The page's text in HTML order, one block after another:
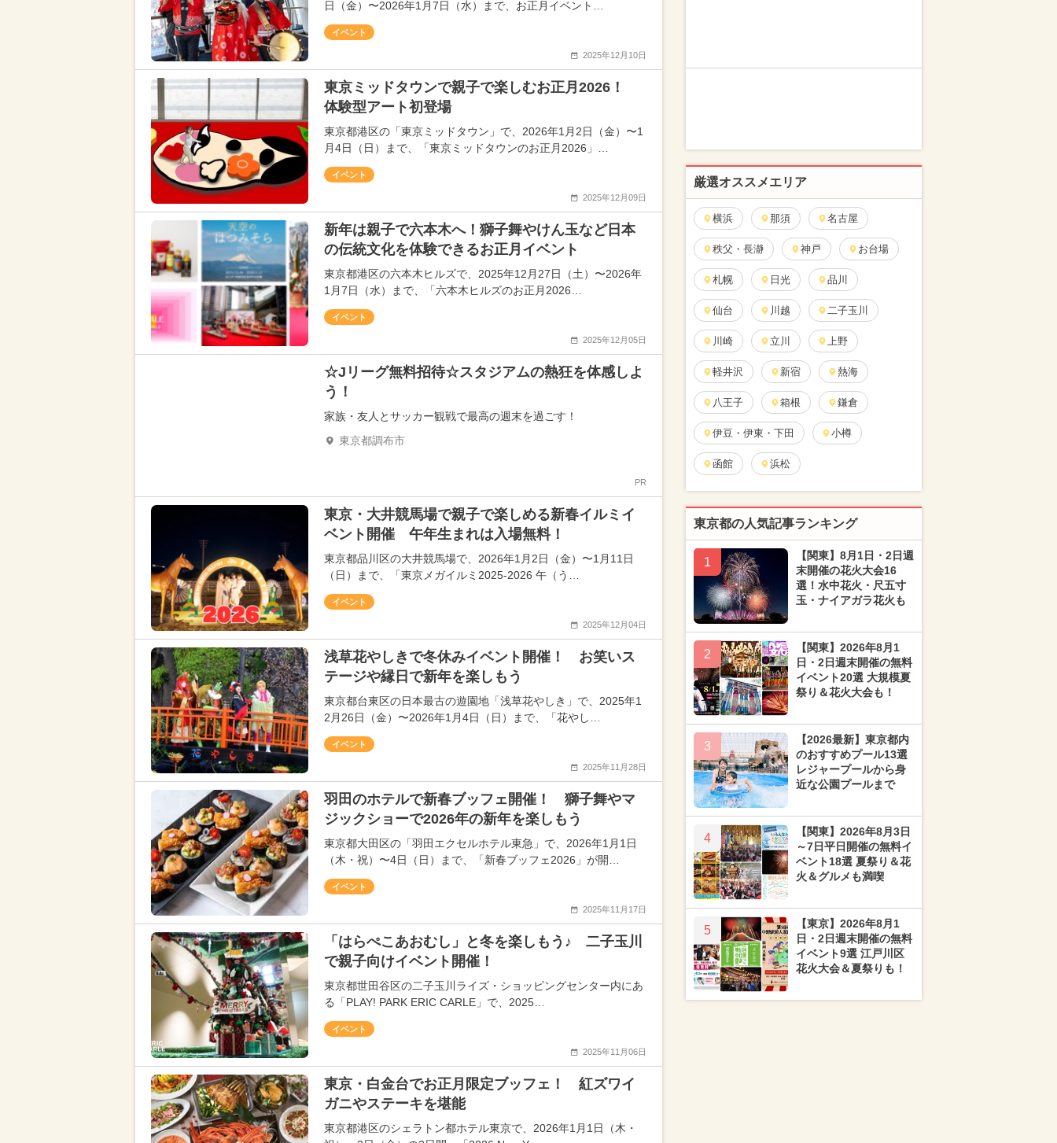
日（金）〜2026年1月7日（水）まで、お正月イベント…
イベント
2025年12月10日
東京ミッドタウンで親子で楽しむお正月2026！
体験型アート初登場
東京都港区の「東京ミッドタウン」で、2026年1月2日（金）〜1
月4日（日）まで、「東京ミッドタウンのお正月2026」…
イベント
2025年12月09日
新年は親子で六本木へ！獅子舞やけん玉など日本
の伝統文化を体験できるお正月イベント
東京都港区の六本木ヒルズで、2025年12月27日（土）〜2026年
1月7日（水）まで、「六本木ヒルズのお正月2026…
イベント
2025年12月05日
☆Jリーグ無料招待☆スタジアムの熱狂を体感しよ
う！
家族・友人とサッカー観戦で最高の週末を過ごす！
東京都調布市
PR
東京・大井競馬場で親子で楽しめる新春イルミイ
ベント開催 午年生まれは入場無料！
東京都品川区の大井競馬場で、2026年1月2日（金）〜1月11日
（日）まで、「東京メガイルミ2025-2026 午（う…
イベント
2025年12月04日
浅草花やしきで冬休みイベント開催！ お笑いス
テージや縁日で新年を楽しもう
東京都台東区の日本最古の遊園地「浅草花やしき」で、2025年1
2月26日（金）〜2026年1月4日（日）まで、「花やし…
イベント
2025年11月28日
羽田のホテルで新春ブッフェ開催！ 獅子舞やマ
ジックショーで2026年の新年を楽しもう
東京都大田区の「羽田エクセルホテル東急」で、2026年1月1日
（木・祝）〜4日（日）まで、「新春ブッフェ2026」が開…
イベント
2025年11月17日
「はらぺこあおむし」と冬を楽しもう♪ 二子玉川
で親子向けイベント開催！
東京都世田谷区の二子玉川ライズ・ショッピングセンター内にあ
る「PLAY! PARK ERIC CARLE」で、2025…
イベント
2025年11月06日
東京・白金台でお正月限定ブッフェ！ 紅ズワイ
ガニやステーキを堪能
東京都港区のシェラトン都ホテル東京で、2026年1月1日（木・
厳選オススメエリア
横浜 那須 名古屋
秩父・長瀞 神戸 お台場
札幌 日光 品川
仙台 川越 二子玉川
川崎 立川 上野
軽井沢 新宿 熱海
八王子 箱根 鎌倉
伊豆・伊東・下田 小樽
函館 浜松
東京都の人気記事ランキング
1
【関東】8月1日・2日週
末開催の花火大会16
選！水中花火・尺五寸
玉・ナイアガラ花火も
2
【関東】2026年8月1
日・2日週末開催の無料
イベント20選 大規模夏
祭り＆花火大会も！
3
【2026最新】東京都内
のおすすめプール13選
レジャープールから身
近な公園プールまで
4
【関東】2026年8月3日
～7日平日開催の無料イ
ベント18選 夏祭り＆花
火＆グルメも満喫
5
【東京】2026年8月1
日・2日週末開催の無料
イベント9選 江戸川区
花火大会＆夏祭りも！